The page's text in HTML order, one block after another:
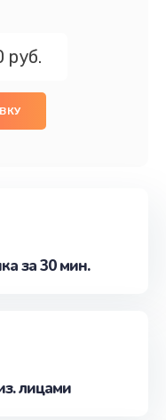
руб.
за 30 мин.
лицами